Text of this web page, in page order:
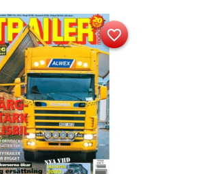
favorite_border